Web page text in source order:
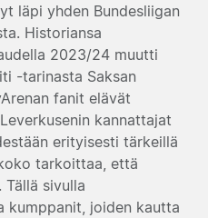
läpi yhden Bundesliigan
Historiansa
2023/24 muutti
-tarinasta Saksan
fanit elävät
kannattajat
erityisesti tärkeillä
tarkoittaa, että
sivulla
kumppanit, joiden kautta